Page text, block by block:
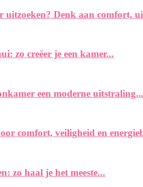
uitzoeken? Denk aan comfort,
zo creëer je een kamer...
een moderne uitstraling...
comfort, veiligheid en
zo haal je het meeste...